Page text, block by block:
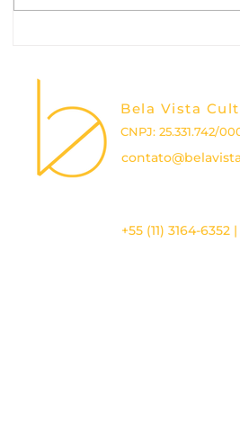
Áreas Contaminadas no
Bela Vista
CNPJ: 25.331.742/
+55 (11) 3164-6352